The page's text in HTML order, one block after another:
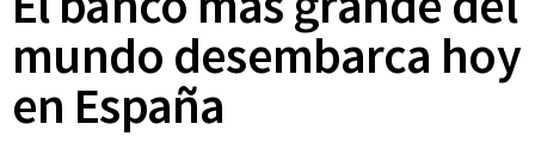
mundo desembarca hoy
en España